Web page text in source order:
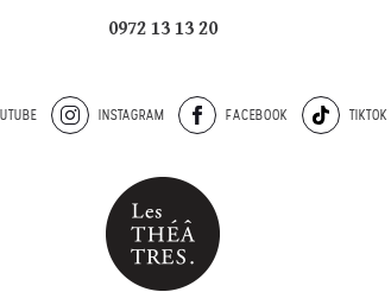
0972 13 13 20
INSTAGRAM FACEBOOK TIKTOK